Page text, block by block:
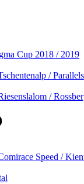
Cup 2018 / 2019
/
/
Speed /